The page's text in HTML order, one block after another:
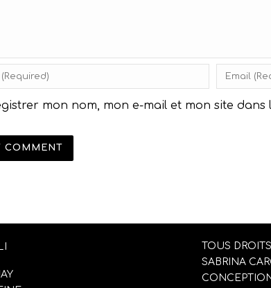
mon nom, mon e-mail et mon site
TOUS
SABRINA